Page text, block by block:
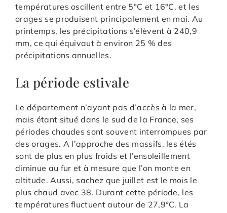
températures oscillent entre 5°C et 16°C. et les
orages se produisent principalement en mai. Au
printemps, les précipitations s’élèvent à 240,9
mm, ce qui équivaut à environ 25 % des
précipitations annuelles.
La période estivale
Le département n’ayant pas d’accès à la mer,
mais étant situé dans le sud de la France, ses
périodes chaudes sont souvent interrompues par
des orages. A l’approche des massifs, les étés
sont de plus en plus froids et l’ensoleillement
diminue au fur et à mesure que l’on monte en
altitude. Aussi, sachez que juillet est le mois le
plus chaud avec 38. Durant cette période, les
températures fluctuent autour de 27,9°C. La